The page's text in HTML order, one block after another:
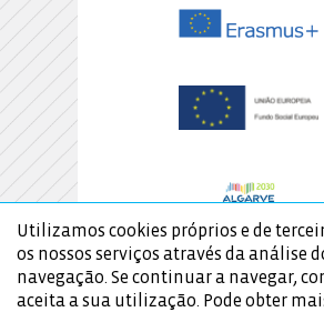
Utilizamos cookies próprios e de
os nossos serviços através da análise
navegação. Se continuar a navegar,
aceita a sua utilização. Pode obter